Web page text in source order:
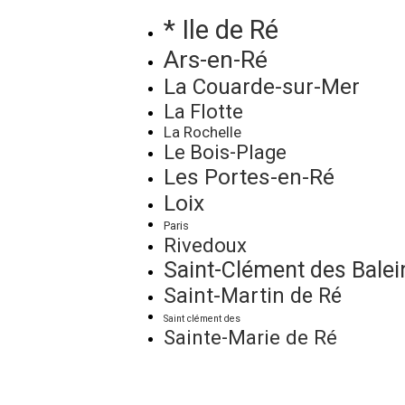
* Ile de Ré
Ars-en-Ré
La Couarde-sur-Mer
La Flotte
La Rochelle
Le Bois-Plage
Les Portes-en-Ré
Loix
Paris
Rivedoux
Saint-Clément des
Saint-Martin de Ré
Saint clément des
Sainte-Marie de Ré